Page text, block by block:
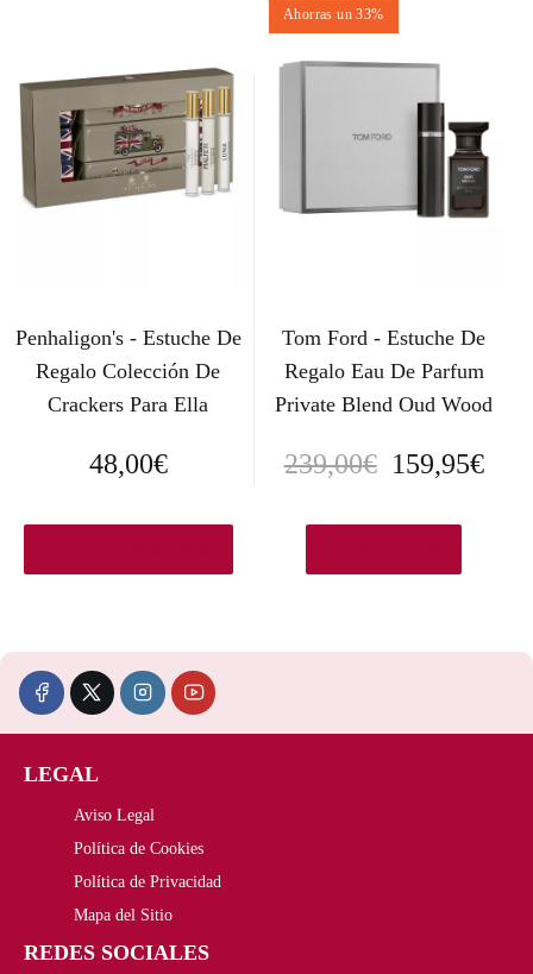
Penhaligon's - Estuche De
Regalo Colección De
Crackers Para Ella
48,00€
Ahorras un 33%
Tom Ford - Estuche De
Regalo Eau De Parfum
Private Blend Oud Wood
239,00€ E
i
159,95€E
i
LEGAL
Aviso Legal
Política de Cookies
Política de Privacidad
Mapa del Sitio
REDES SOCIALES